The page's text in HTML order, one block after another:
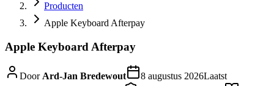
Producten
Apple Keyboard Afterpay
Apple Keyboard Afterpay
DoorArd-Jan Bredewout 8 augustus 2026Laatst